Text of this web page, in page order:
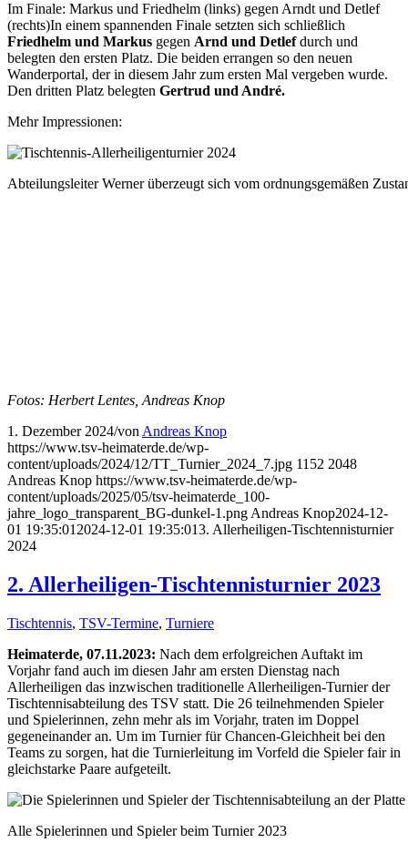
Im Finale: Markus und Friedhelm (links) gegen Arndt und Detlef
(rechts)In einem spannenden Finale setzten sich schließlich
Friedhelm und Markus gegen Arnd und Detlefdurch und
belegten den ersten Platz. Die beiden errangen so den neuen
Wanderportal, der in diesem Jahr zum ersten Mal vergeben wurde.
Den dritten Platz belegten Gertrud und André.
Mehr Impressionen:
Abteilungsleiter Werner überzeugt sich vom ordnungsgemäßen
Fotos: Herbert Lentes, Andreas Knop
1. Dezember 2024/von Andreas Knop
https://www.tsv-heimaterde.de/wp-
content/uploads/2024/12/TT_Turnier_2024_7.jpg 1152 2048
Andreas Knop https://www.tsv-heimaterde.de/wp-
content/uploads/2025/05/tsv-heimaterde_100-
jahre_logo_transparent_BG-dunkel-1.png Andreas Knop2024-12-
01 19:35:01 2024-12-01 19:35:013. Allerheiligen-Tischtennisturnier
2024
2. Allerheiligen-Tischtennisturnier 2023
Tischtennis, TSV-Termine, Turniere
Heimaterde, 07.11.2023: Nach dem erfolgreichen Auftakt im
Vorjahr fand auch im diesen Jahr am ersten Dienstag nach
Allerheiligen das inzwischen traditionelle Allerheiligen-Turnier der
Tischtennisabteilung des TSV statt. Die 26 teilnehmenden Spieler
und Spielerinnen, zehn mehr als im Vorjahr, traten im Doppel
gegeneinander an. Um im Turnier für Chancen-Gleichheit bei den
Teams zu sorgen, hat die Turnierleitung im Vorfeld die Spieler fair in
gleichstarke Paare aufgeteilt.
Alle Spielerinnen und Spieler beim Turnier 2023